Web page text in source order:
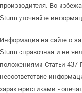
производителя. Во
Sturm уточняйте
Информация на сайте о
Sturm справочная и не
положениями Статьи 437
несоответствие
характеристиками -